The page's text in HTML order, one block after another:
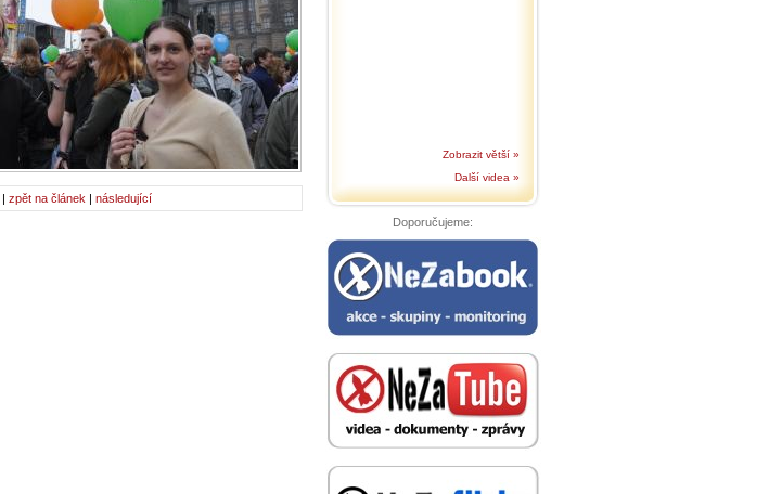
| zpět na článek | následující
Zobrazit větší »
Další videa »
Doporučujeme: